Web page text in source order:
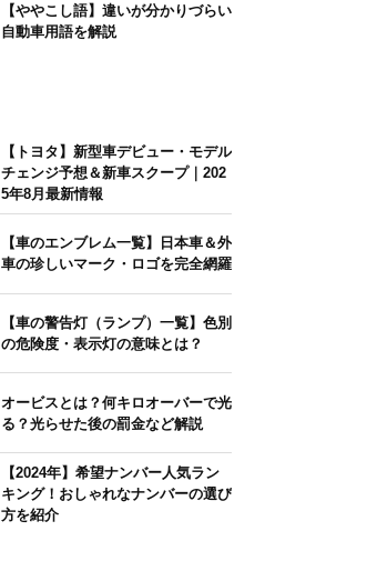
【ややこし語】違いが分かりづらい
自動車用語を解説
【トヨタ】新型車デビュー・モデル
チェンジ予想＆新車スクープ｜202
5年8月最新情報
【車のエンブレム一覧】日本車＆外
車の珍しいマーク・ロゴを完全網羅
【車の警告灯（ランプ）一覧】色別
の危険度・表示灯の意味とは？
オービスとは？何キロオーバーで光
る？光らせた後の罰金など解説
【2024年】希望ナンバー人気ラン
キング！おしゃれなナンバーの選び
方を紹介